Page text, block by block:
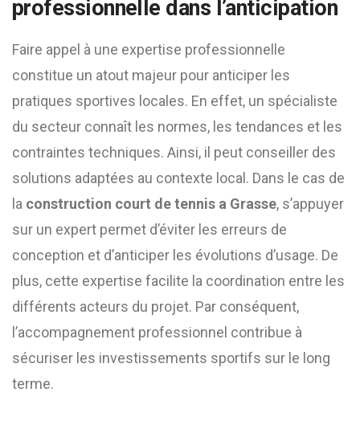
professionnelle dans l’anticipation
Faire appel à une expertise professionnelle
constitue un atout majeur pour anticiper les
pratiques sportives locales. En effet, un spécialiste
du secteur connaît les normes, les tendances et les
contraintes techniques. Ainsi, il peut conseiller des
solutions adaptées au contexte local. Dans le cas de
la construction court de tennis a Grasse, s’appuyer
sur un expert permet d’éviter les erreurs de
conception et d’anticiper les évolutions d’usage. De
plus, cette expertise facilite la coordination entre les
différents acteurs du projet. Par conséquent,
l’accompagnement professionnel contribue à
sécuriser les investissements sportifs sur le long
terme.